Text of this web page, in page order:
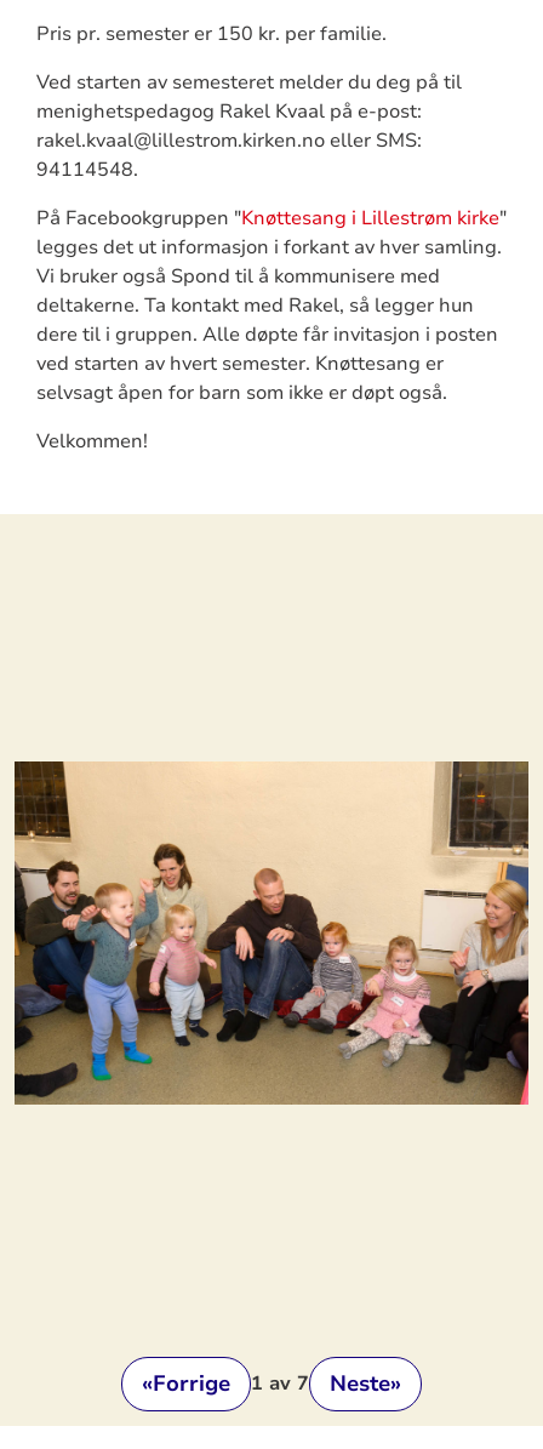
Pris pr. semester er 150 kr. per familie.
Ved starten av semesteret melder du deg på til
menighetspedagog Rakel Kvaal på e-post:
rakel.kvaal@lillestrom.kirken.no eller SMS:
94114548.
På Facebookgruppen "Knøttesang i Lillestrøm kirke"
legges det ut informasjon i forkant av hver samling.
Vi bruker også Spond til å kommunisere med
deltakerne. Ta kontakt med Rakel, så legger hun
dere til i gruppen. Alle døpte får invitasjon i posten
ved starten av hvert semester. Knøttesang er
selvsagt åpen for barn som ikke er døpt også.
Velkommen!
«Forrige 1 av 7 Neste»